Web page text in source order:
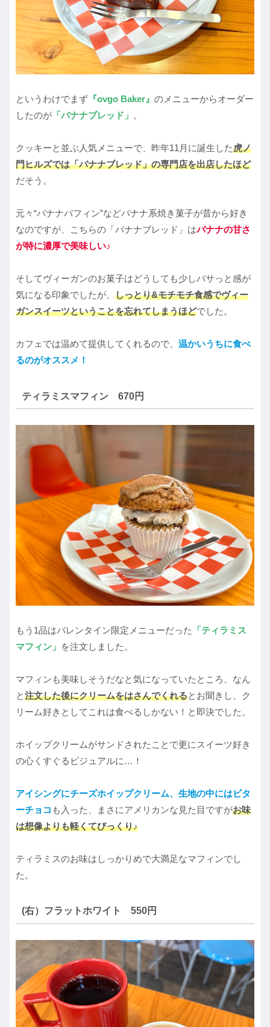
というわけでまず 『ovgo Baker』 のメニューからオーダー
したのが 「バナナブレッド」 。
クッキーと並ぶ人気メニューで、昨年11月に誕生した虎ノ
門ヒルズでは「バナナブレッド」の専門店を出店したほど
だそう。
元々“バナナバフィン”などバナナ系焼き菓子が昔から好き
なのですが、こちらの「バナナブレッド」はバナナの甘さ
が特に濃厚で美味しい♪
そしてヴィーガンのお菓子はどうしても少しパサっと感が
気になる印象でしたが、 しっとり&モチモチ食感でヴィー
ガンスイーツということを忘れてしまうほどでした。
カフェでは温めて提供してくれるので、 温かいうちに食べ
るのがオススメ！
ティラミスマフィン 670円
もう1品はバレンタイン限定メニューだった
「ティラミス
マフィン」 を注文しました。
マフィンも美味しそうだなと気になっていたところ、なん
と注文した後にクリームをはさんでくれるとお聞きし、ク
リーム好きとしてこれは食べるしかない！と即決でした。
ホイップクリームがサンドされたことで更にスイーツ好き
の心くすぐるビジュアルに…！
アイシングにチーズホイップクリーム、生地の中にはビタ
ーチョコ も入った、まさにアメリカンな見た目ですがお味
は想像よりも軽くてびっくり♪
ティラミスのお味はしっかりめで大満足なマフィンでし
た。
(右）フラットホワイト 550円